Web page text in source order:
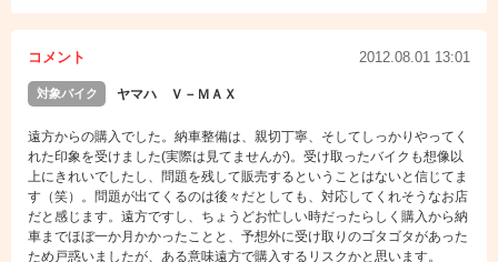
コメント 2012.08.01 13:01
対象バイク ヤマハ Ｖ－ＭＡＸ
遠方からの購入でした。納車整備は、親切丁寧、そしてしっかりやってく
れた印象を受けました(実際は見てませんが)。受け取ったバイクも想像以
上にきれいでしたし、問題を残して販売するということはないと信じてま
す（笑）。問題が出てくるのは後々だとしても、対応してくれそうなお店
だと感じます。遠方ですし、ちょうどお忙しい時だったらしく購入から納
車までほぼ一か月かかったことと、予想外に受け取りのゴタゴタがあった
ため戸惑いましたが、ある意味遠方で購入するリスクかと思います。